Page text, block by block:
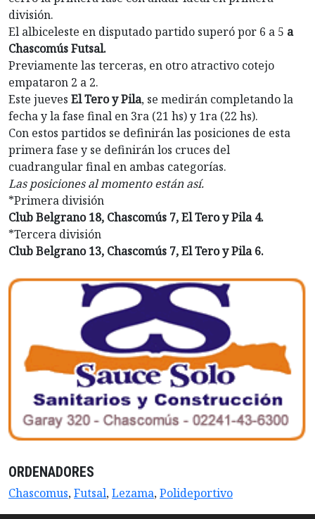
división.
El albiceleste en disputado partido superó por 6 a 5 a
Chascomús Futsal.
Previamente las terceras, en otro atractivo cotejo
empataron 2 a 2.
Este jueves El Tero y Pila, se medirán completando la
fecha y la fase final en 3ra (21 hs) y 1ra (22 hs).
Con estos partidos se definirán las posiciones de esta
primera fase y se definirán los cruces del
cuadrangular final en ambas categorías.
Las posiciones al momento están así.
*Primera división
Club Belgrano 18, Chascomús 7, El Tero y Pila 4.
*Tercera división
Club Belgrano 13, Chascomús 7, El Tero y Pila 6.
ORDENADORES
Chascomus,Futsal,Lezama,Polideportivo